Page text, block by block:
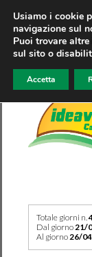
Totale giorni n.
Dal giorno21/
Al giorno26/
Usiamo i cookie
navigazione sul
Puoi trovare
sul sito o
Accetta